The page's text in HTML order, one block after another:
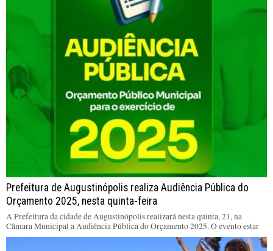
Prefeitura de Augustinópolis realiza Audiência Pública do
Orçamento 2025, nesta quinta-feira
A Prefeitura da cidade de Augustinópolis realizará nesta quinta, 21, na
Câmara Municipal a Audiência Pública do Orçamento 2025. O evento estar